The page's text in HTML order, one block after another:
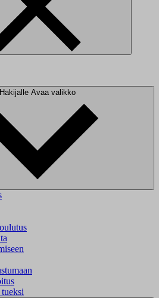
Hakijalle Avaa valikko